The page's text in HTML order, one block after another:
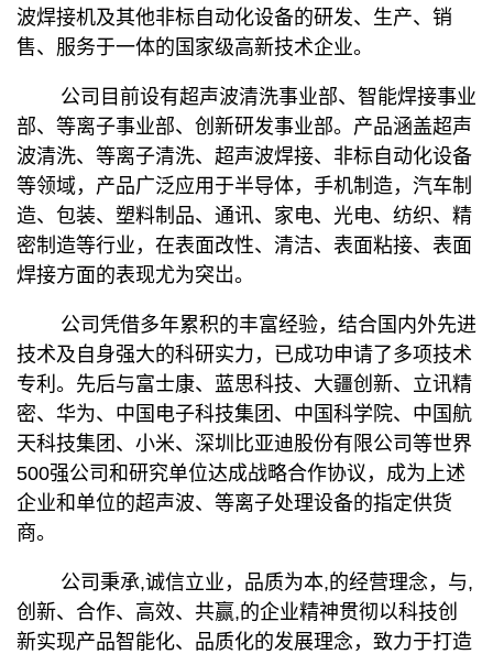
波焊接机及其他非标自动化设备的研发、生产、销
售、服务于一体的国家级高新技术企业。
公司目前设有超声波清洗事业部、智能焊接事业
部、 等离子事业部、 创新研发事业部。产品涵盖超声
波清洗、 等离子清洗、 超声波焊接、非标自动化设备
等领域，产品广泛应用于半导体，手机制造，汽车制
造、包装、塑料制品、通讯、家电、光电、纺织、精
密制造等行业，在表面改性、清洁、表面粘接、表面
焊接方面的表现尤为突岀。
公司凭借多年累积的丰富经验，结合国内外先进
技术及自身强大的科研实力，已成功申请了多项技术
专利。先后与富士康、蓝思科技、大疆创新、立讯精
密、华为、中国电子科技集团、中国科学院、中国航
天科技集团、小米、深圳比亚迪股份有限公司等世界
500强公司和研究单位达成战略合作协议，成为上述
企业和单位的超声波、等离子处理设备的指定供货
商。
公司秉承,诚信立业，品质为本,的经营理念，与,
创新、合作、高效、共赢,的企业精神贯彻以科技创
新实现产品智能化、品质化的发展理念，致力于打造